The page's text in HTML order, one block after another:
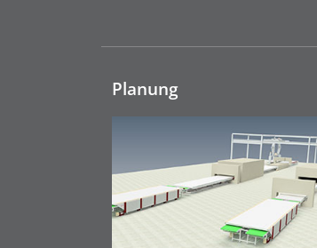
Planung